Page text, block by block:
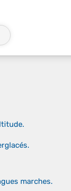
marches.